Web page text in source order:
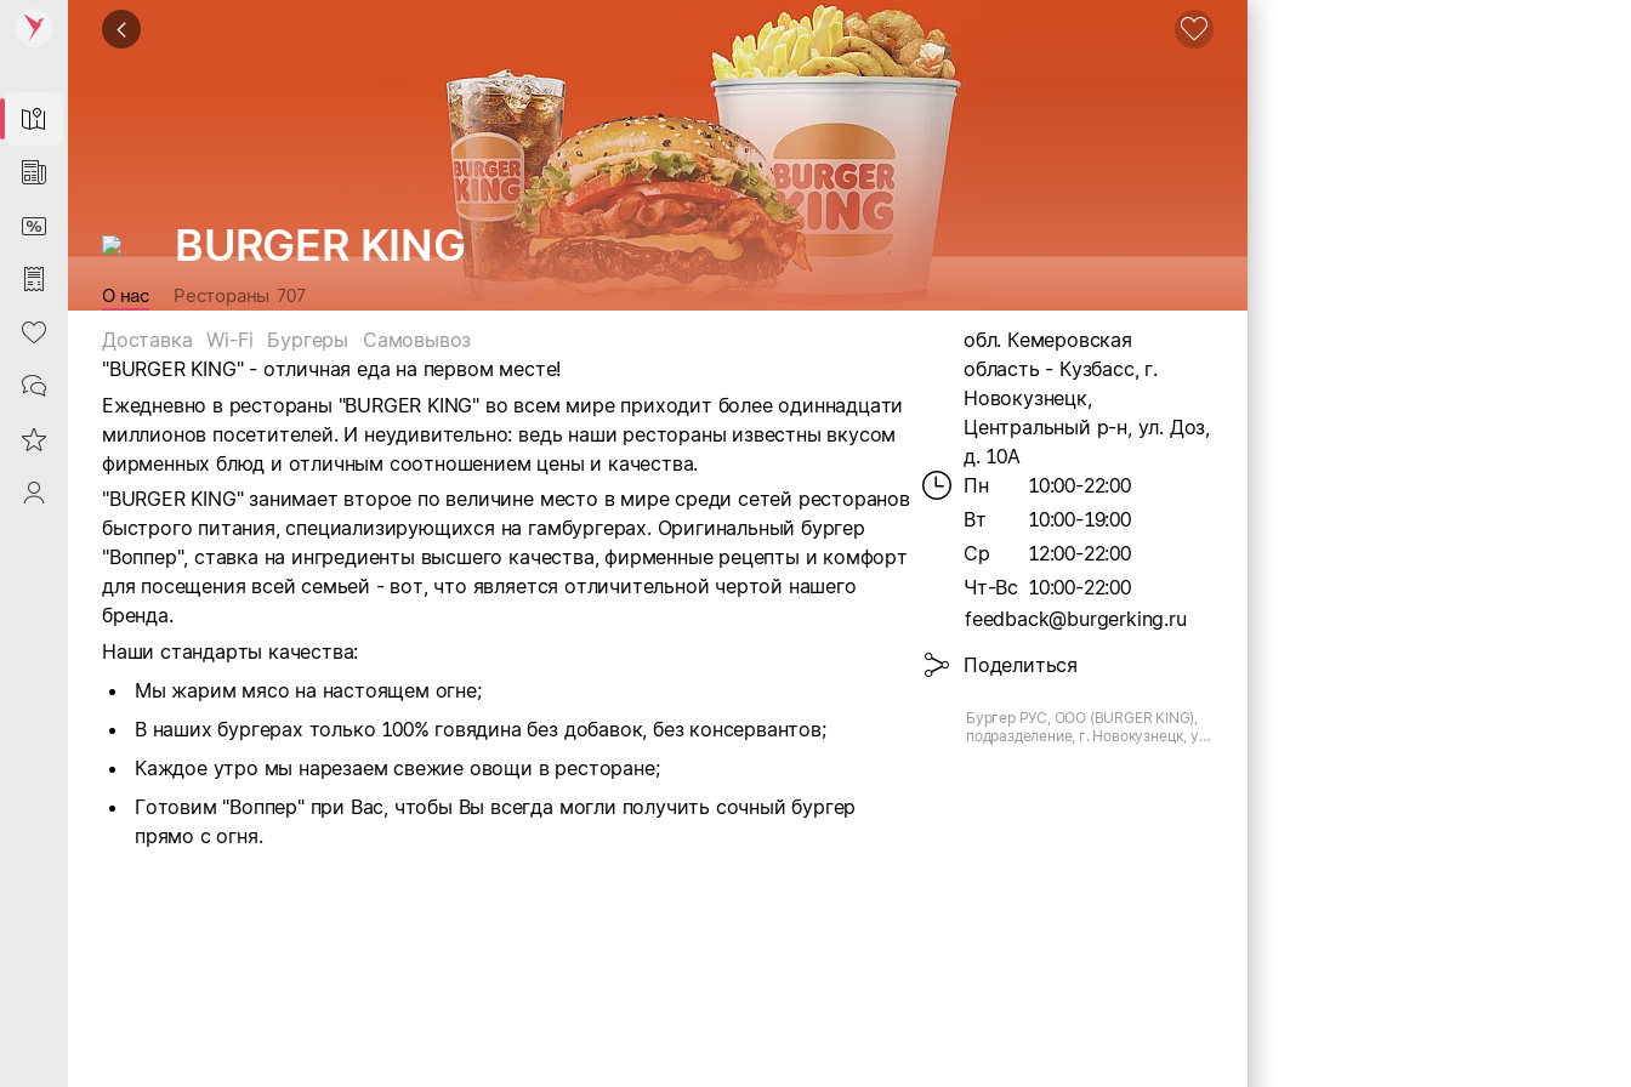
Map
News
DiscountCard
Purchases
Heart
Contacts
Reviews
ProfileSaby
BURGER KING
О нас Рестораны 707
Доставка Wi-Fi Бургеры
Самовывоз
"BURGER KING" - отличная еда на первом месте!
Ежедневно в рестораны "BURGER KING" во всем мире приходит более одиннадцати
миллионов посетителей. И неудивительно: ведь наши рестораны известны вкусом
фирменных блюд и отличным соотношением цены и качества.
"BURGER KING" занимает второе по величине место в мире среди сетей ресторанов
быстрого питания, специализирующихся на гамбургерах. Оригинальный бургер
"Воппер", ставка на ингредиенты высшего качества, фирменные рецепты и комфорт
для посещения всей семьей - вот, что является отличительной чертой нашего
бренда.
Наши стандарты качества:
Мы жарим мясо на настоящем огне;
В наших бургерах только 100% говядина без добавок, без консервантов;
Каждое утро мы нарезаем свежие овощи в ресторане;
Готовим "Воппер" при Вас, чтобы Вы всегда могли получить сочный бургер
прямо с огня.
обл. Кемеровская
область - Кузбасс, г.
Новокузнецк,
Центральный р-н, ул. Доз,
д. 10А
Пн
10:00-22:00
Вт
10:00-19:00
Ср
12:00-22:00
Чт-Вс 10:00-22:00
feedback@burgerking.ru
Поделиться
Бургер РУС, ООО (BURGER KING),
подразделение, г. Новокузнецк, ул.